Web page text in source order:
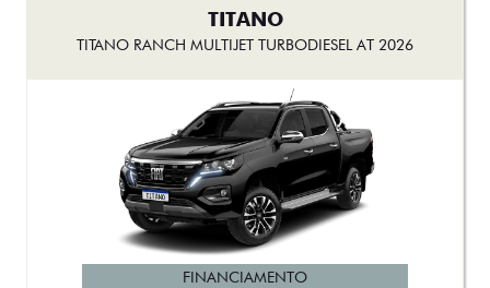
FALE AGORA: (61) 99258-3731
De: R$ 206.490,00
Ver oferta
TITANO
TITANO RANCH MULTIJET TURBODIESEL AT 2026